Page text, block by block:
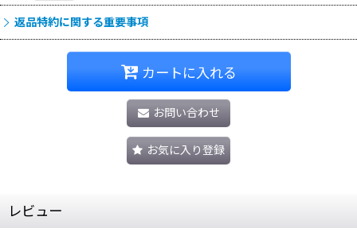
返品特約に関する重要事項
カートに入れる
お問い合わせ
お気に入り登録
レビュー